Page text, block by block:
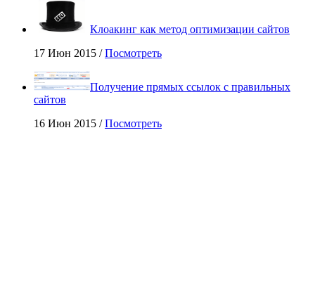
Клоакинг как метод оптимизации сайтов
17 Июн 2015 /Посмотреть
Получение прямых ссылок с правильных
сайтов
16 Июн 2015 /Посмотреть